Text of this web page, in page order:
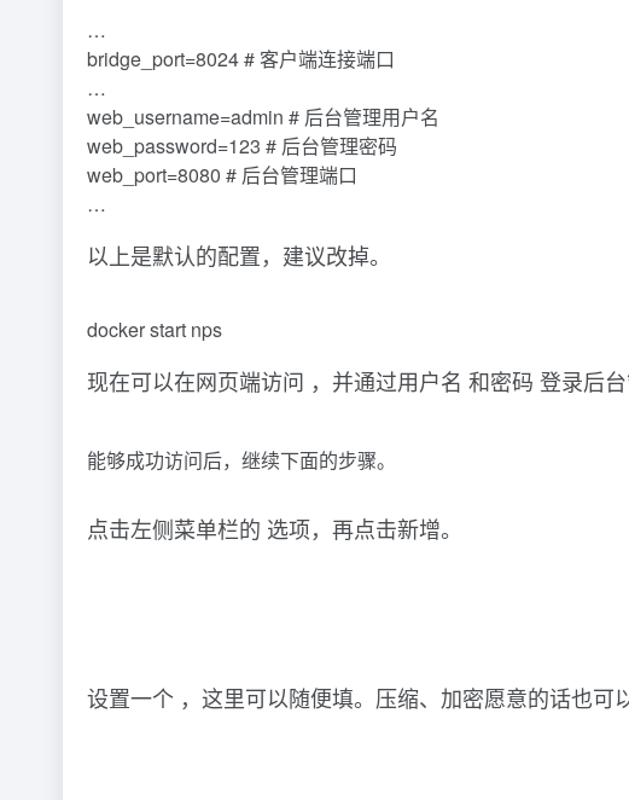
…
bridge_port=8024 # 客户端连接端口
…
web_username=admin # 后台管理用户名
web_password=123 # 后台管理密码
web_port=8080 # 后台管理端口
…
以上是默认的配置，建议改掉。
docker start nps
现在可以在网页端访问 ，并通过用户名 和密码 登录后台
能够成功访问后，继续下面的步骤。
点击左侧菜单栏的 选项，再点击新增。
设置一个 ，这里可以随便填。压缩、加密愿意的话也可